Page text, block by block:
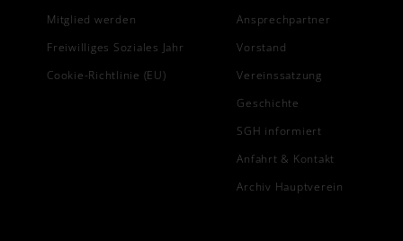
Mitglied werden
Freiwilliges Soziales Jahr
Cookie-Richtlinie (EU)
Ansprechpartner
Vorstand
Vereinssatzung
Geschichte
SGH informiert
Anfahrt & Kontakt
Archiv Hauptverein